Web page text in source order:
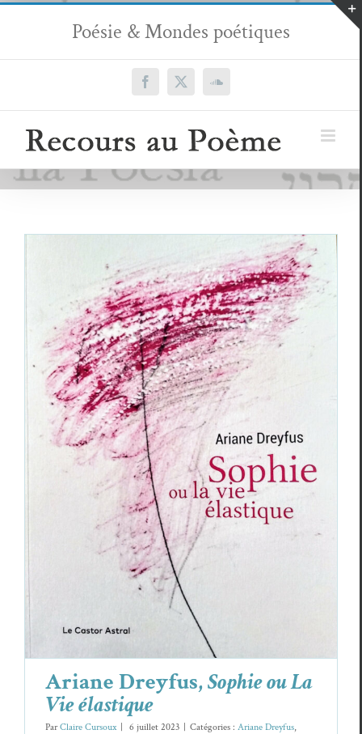
Passer
contenu
Poésie & Mondes poétiques
Facebook
X SoundCloud
Ariane Dreyfus,Sophie ou La Vie élastique
Ariane Dreyfus Critiques
Ariane Dreyfus,Sophie ou La
Vie élastique
ParClaire Cursoux 6 juillet 2023 Catégories : Ariane Dreyfus,